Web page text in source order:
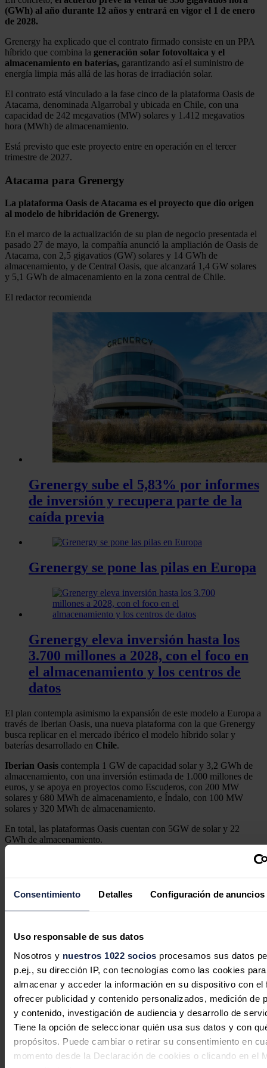
Consentimiento Detalles Configuración de anuncios
Uso responsable de sus datos
Nosotros y nuestros 1022 socios procesamos sus datos
p.ej., su dirección IP, con tecnologías como las cookies para
almacenar y acceder la información en su dispositivo con el
ofrecer publicidad y contenido personalizados, medición de
y contenido, investigación de audiencia y desarrollo de
Tiene la opción de seleccionar quién usa sus datos y con
propósitos. Puede cambiar o retirar su consentimiento en
momento desde la Declaración de cookies o clicando en el
(GWh) al año durante 12 años y entrará en vigor el 1 de enero
de 2028.
Grenergy ha explicado que el contrato firmado consiste en un PPA
híbrido que combina la generación solar fotovoltaica y el
almacenamiento en baterías, garantizando así el suministro de
energía limpia más allá de las horas de irradiación solar.
El contrato está vinculado a la fase cinco de la plataforma Oasis de
Atacama, denominada Algarrobal y ubicada en Chile, con una
capacidad de 242 megavatios (MW) solares y 1.412 megavatios
hora (MWh) de almacenamiento.
Está previsto que este proyecto entre en operación en el tercer
trimestre de 2027.
Atacama para Grenergy
La plataforma Oasis de Atacama es el proyecto que dio origen
al modelo de hibridación de Grenergy.
En el marco de la actualización de su plan de negocio presentada el
pasado 27 de mayo, la compañía anunció la ampliación de Oasis de
Atacama, con 2,5 gigavatios (GW) solares y 14 GWh de
almacenamiento, y de Central Oasis, que alcanzará 1,4 GW solares
y 5,1 GWh de almacenamiento en la zona central de Chile.
El redactor recomienda
Grenergy sube el 5,83% por informes
de inversión y recupera parte de la
caída previa
Grenergy se pone las pilas en Europa
Grenergy eleva inversión hasta los
3.700 millones a 2028, con el foco en
el almacenamiento y los centros de
datos
El plan contempla asimismo la expansión de este modelo a Europa a
través de Iberian Oasis, una nueva plataforma con la que Grenergy
busca replicar en el mercado ibérico el modelo híbrido solar y
baterías desarrollado en Chile.
Iberian Oasis contempla 1 GW de capacidad solar y 3,2 GWh de
almacenamiento, con una inversión estimada de 1.000 millones de
euros, y se apoya en proyectos como Escuderos, con 200 MW
solares y 680 MWh de almacenamiento, e Índalo, con 100 MW
solares y 320 MWh de almacenamiento.
En total, las plataformas Oasis cuentan con 5GW de solar y 22
GWh de almacenamiento.
Desde su lanzamiento, Grenergy ha obtenido más de 1.200 millones
Elena, y ha suscrito contratos de venta de energía con empresas "de
primer nivel", según ha asegurado la compañía.
Grenergy cierra financiación para su
proyecto de baterías 'Oviedo' por 100
millones con Santander y SMBC
Redacción22/07/2026